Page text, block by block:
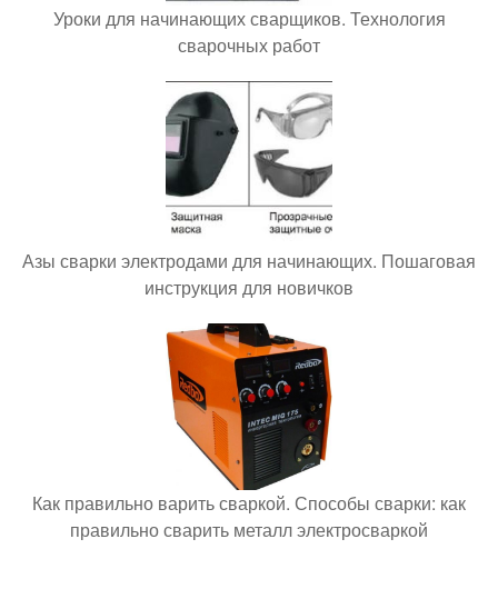
Уроки для начинающих сварщиков. Технология
сварочных работ
Азы сварки электродами для начинающих. Пошаговая
инструкция для новичков
Как правильно варить сваркой. Способы сварки: как
правильно сварить металл электросваркой